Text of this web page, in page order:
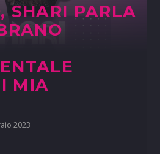
SHARI PARLA
MIA
2023